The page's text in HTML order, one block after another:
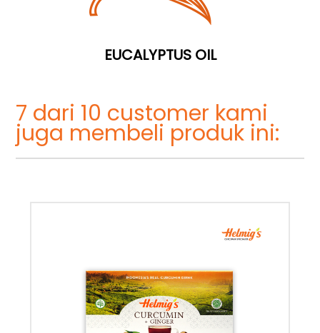
EUCALYPTUS OIL
7 dari 10 customer kami
juga membeli produk ini: